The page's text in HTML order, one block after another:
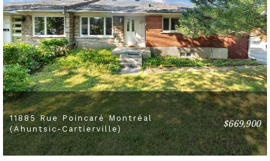
11885 Rue Poincaré Montréal
(Ahuntsic-Cartierville)
$669,900
4 BEDS 2 BATHS